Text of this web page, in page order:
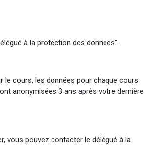
à la protection des données".
le cours, les données pour chaque cours
anonymisées 3 ans après votre dernière
vous pouvez contacter le délégué à la